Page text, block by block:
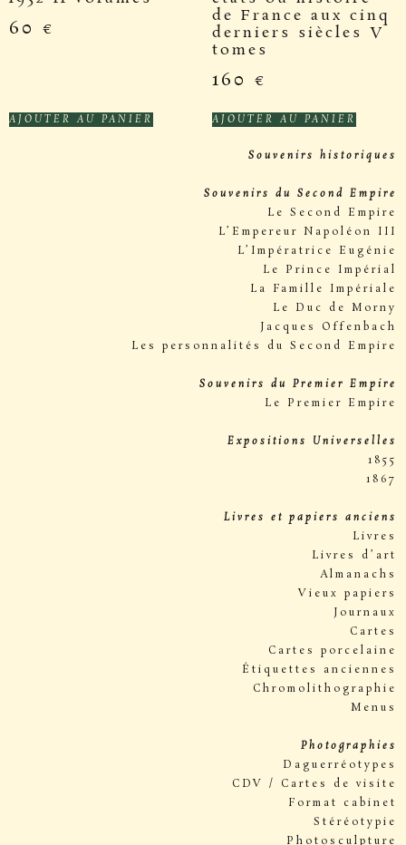
60 €
AJOUTER AU PANIER
de France aux cinq
derniers siècles V
tomes
160 €
AJOUTER AU PANIER
Souvenirs historiques
Souvenirs du Second Empire
Le Second Empire
L’Empereur Napoléon III
L’Impératrice Eugénie
Le Prince Impérial
La Famille Impériale
Le Duc de Morny
Jacques Offenbach
Les personnalités du Second Empire
Souvenirs du Premier Empire
Le Premier Empire
Expositions Universelles
1855
1867
Livres et papiers anciens
Livres
Livres d’art
Almanachs
Vieux papiers
Journaux
Cartes
Cartes porcelaine
Étiquettes anciennes
Chromolithographie
Menus
Photographies
Daguerréotypes
CDV / Cartes de visite
Format cabinet
Stéréotypie
Photosculpture